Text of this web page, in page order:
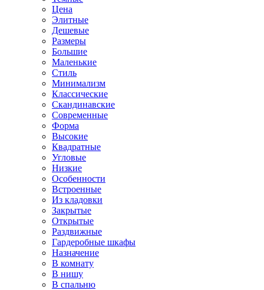
Цена
Элитные
Дешевые
Размеры
Большие
Маленькие
Стиль
Минимализм
Классические
Скандинавские
Современные
Форма
Высокие
Квадратные
Угловые
Низкие
Особенности
Встроенные
Из кладовки
Закрытые
Открытые
Раздвижные
Гардеробные шкафы
Назначение
В комнату
В нишу
В спальню